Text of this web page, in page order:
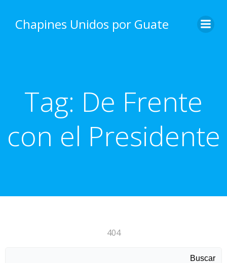
content
Chapines Unidos por Guate
Tag: De Frente
con el Presidente
404
Buscar